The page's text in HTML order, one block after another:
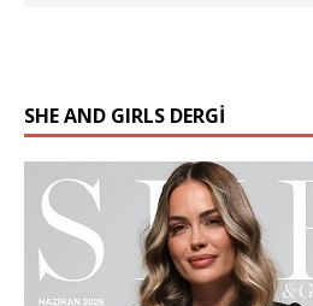
SHE AND GIRLS DERGİ